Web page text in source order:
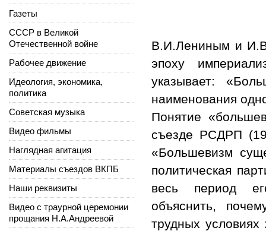
В.И.Лениным и
эпоху
указывает:
наименования
Понятие
съезде РСДРП
«Большевизм
политическая
весь период
объяснить,
трудных
Газеты
СССР в Великой
Отечественной войне
Рабочее движение
Идеология, экономика,
политика
Советская музыка
Видео фильмы
Наглядная агитация
Материалы съездов ВКПБ
Наши реквизиты
Видео с траурной церемонии
прощания Н.А.Андреевой